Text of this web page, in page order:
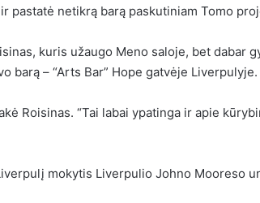
pastatė netikrą barą paskutiniam Tomo
kuris užaugo Meno saloje, bet dabar
barą – “Arts Bar” Hope gatvėje Liverpulyje.
Roisinas. “Tai labai ypatinga ir apie
mokytis Liverpulio Johno Mooreso